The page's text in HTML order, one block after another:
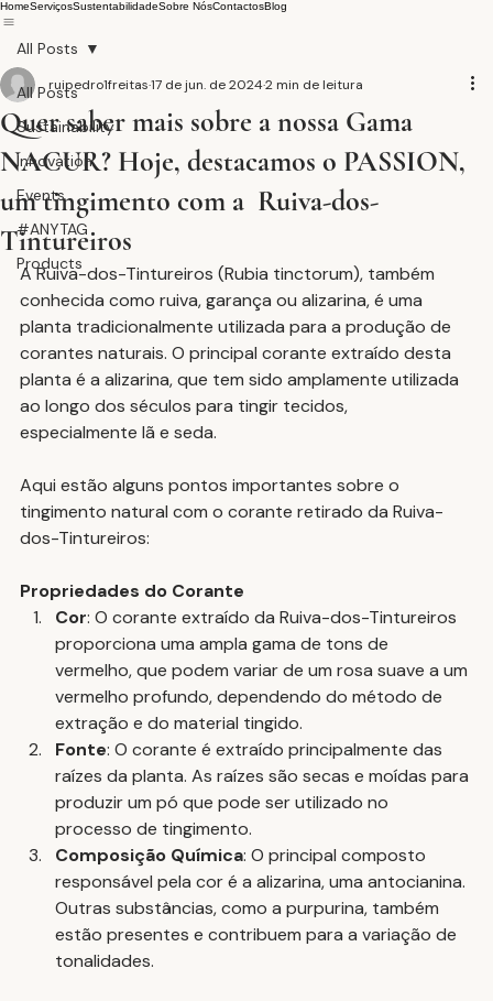
HomeServiçosSustentabilidadeSobre NósContactosBlog
All Posts
Sustainability
Innovation
Events
#ANYTAG
Products
All Posts
Quer saber mais sobre a nossa Gama
NACUR? Hoje, destacamos o PASSION,
um tingimento com a Ruiva-dos-
Tintureiros
ruipedro1freitas17 de jun. de 20242 min de leitura
A Ruiva-dos-Tintureiros (Rubia tinctorum), também
conhecida como ruiva, garança ou alizarina, é uma
planta tradicionalmente utilizada para a produção de
corantes naturais. O principal corante extraído desta
planta é a alizarina, que tem sido amplamente utilizada
ao longo dos séculos para tingir tecidos,
especialmente lã e seda.
Aqui estão alguns pontos importantes sobre o
tingimento natural com o corante retirado da Ruiva-
dos-Tintureiros:
Propriedades do Corante
Cor: O corante extraído da Ruiva-dos-Tintureiros
proporciona uma ampla gama de tons de
vermelho, que podem variar de um rosa suave a um
vermelho profundo, dependendo do método de
extração e do material tingido.
Fonte: O corante é extraído principalmente das
raízes da planta. As raízes são secas e moídas para
produzir um pó que pode ser utilizado no
processo de tingimento.
Composição Química: O principal composto
responsável pela cor é a alizarina, uma antocianina.
Outras substâncias, como a purpurina, também
estão presentes e contribuem para a variação de
tonalidades.